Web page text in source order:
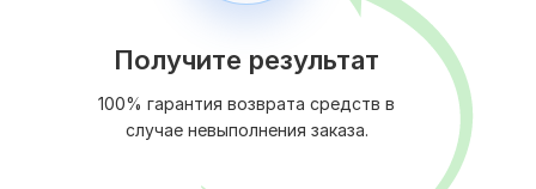
Получите результат
100% гарантия возврата средств в
случае невыполнения заказа.